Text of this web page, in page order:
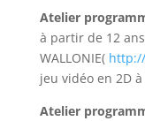
Atelier
à partir de 12
WALLONIE(
jeu vidéo en 2D
Atelier